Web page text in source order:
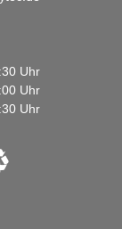
Uhr
Uhr
Uhr